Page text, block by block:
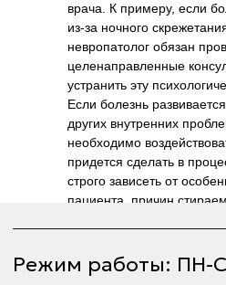
врача. К примеру, если
из-за ночного
невропатолог обязан
целенаправленные
устранить эту
Если болезнь
других внутренних
необходимо
придется сделать в
строго зависеть от
пациента, причин
может происходить с
приспособлений:
RemStom © 2014-
Возможные способы оплаты:
наличный расчет, безналичная оплата